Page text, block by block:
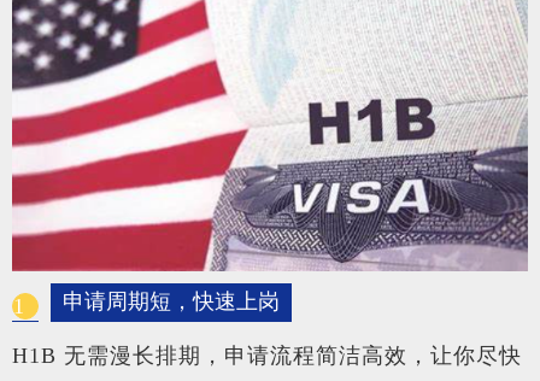
1 申请周期短，快速上岗
H1B 无需漫长排期，申请流程简洁高效，让你尽快